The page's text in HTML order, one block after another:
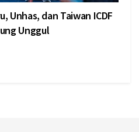
Unhas, dan Taiwan ICDF
Unggul